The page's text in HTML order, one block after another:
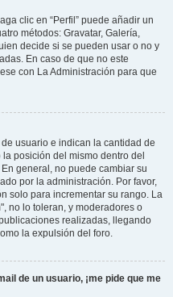
clic en “Perfil” puede añadir un
métodos: Gravatar, Galería,
decide si se pueden usar o no y
En caso de que no este
con La Administración para que
usuario e indican la cantidad de
posición del mismo dentro del
general, no puede cambiar su
por la administración. Por favor,
solo para incrementar su rango. La
no lo toleran, y moderadores o
realizadas, llegando
la expulsión del foro.
de un usuario, ¡me pide que me